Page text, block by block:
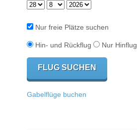
Nur freie Plätze suchen
Hin- und Rückflug Nur Hinflug
Gabelflüge buchen